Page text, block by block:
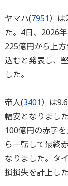
ヤマハ(7951）は
た。4日、2026
225億円から上
込むと発表し、
した。
帝人(3401）は
幅安となりまし
100億円の赤字
ら一転して最終
なりました。タ
損損失を計上し